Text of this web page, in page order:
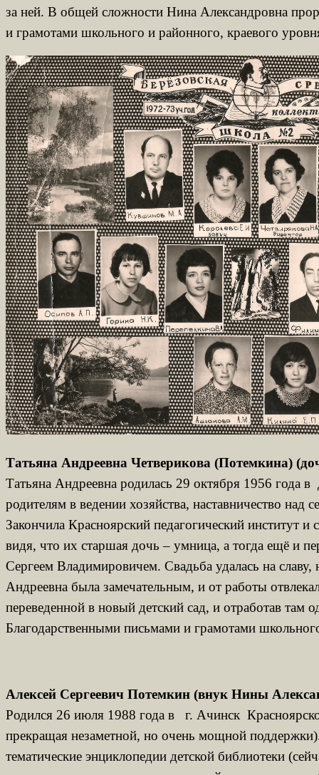
за ней. В общей сложности Нина Александровна
и грамотами школьного и районного, краевого
Татьяна Андреевна Четверикова (Потемкина)
Татьяна Андреевна родилась 29 октября 1956 года
родителям в ведении хозяйства, наставничество
Закончила Красноярский педагогический институт
видя, что их старшая дочь – умница, а тогда ещё и
Сергеем Владимировичем. Свадьба удалась на
Андреевна была замечательным, и от работы
переведенной в новый детский сад, и отработав там
Благодарственными письмами и грамотами
Алексей Сергеевич Потемкин (внук Нины
Родился 26 июля 1988 года в г. Ачинск
прекращая незаметной, но очень мощной
тематические энциклопедии детской библиотеки